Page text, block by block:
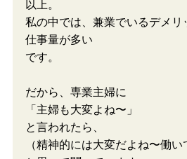
以上。
私の中では、兼業でいるデメリ
仕事量が多い
です。
だから、専業主婦に
「主婦も大変よね〜」
と言われたら、
（精神的には大変だよね〜働い